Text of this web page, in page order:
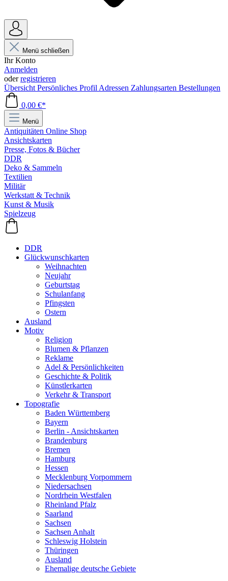
Menü schließen
Ihr Konto
Anmelden
oderregistrieren
Übersicht Persönliches Profil Adressen Zahlungsarten Bestellungen
0,00 €*
Menü
Antiquitäten Online Shop
Ansichtskarten
Presse, Fotos & Bücher
DDR
Deko & Sammeln
Textilien
Militär
Werkstatt & Technik
Kunst & Musik
Spielzeug
DDR
Glückwunschkarten
Weihnachten
Neujahr
Geburtstag
Schulanfang
Pfingsten
Ostern
Ausland
Motiv
Religion
Blumen & Pflanzen
Reklame
Adel & Persönlichkeiten
Geschichte & Politik
Künstlerkarten
Verkehr & Transport
Topografie
Baden Württemberg
Bayern
Berlin - Ansichtskarten
Brandenburg
Bremen
Hamburg
Hessen
Mecklenburg Vorpommern
Niedersachsen
Nordrhein Westfalen
Rheinland Pfalz
Saarland
Sachsen
Sachsen Anhalt
Schleswig Holstein
Thüringen
Ausland
Ehemalige deutsche Gebiete